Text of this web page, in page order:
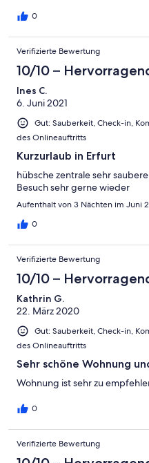
0
Verifizierte Bewertung
10/10 –
Ines C.
6. Juni 2021
Gut: Sauberkeit, Check-in,
des Onlineauftritts
Kurzurlaub in Erfurt
hübsche zentrale sehr
Besuch sehr gerne wieder
Aufenthalt von 3 Nächten im Juni
0
Verifizierte Bewertung
10/10 –
Kathrin G.
22. März 2020
Gut: Sauberkeit, Check-in,
des Onlineauftritts
Sehr schöne Wohnung
Wohnung ist sehr zu
0
Verifizierte Bewertung